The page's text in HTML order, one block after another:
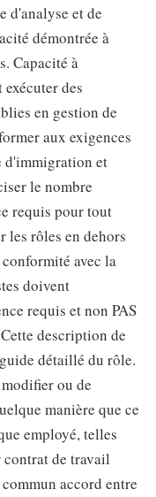
d'analyse et de
démontrée à
Capacité à
des
en gestion de
aux exigences
d'immigration et
le nombre
requis pour tout
les rôles en dehors
avec la
doivent
requis et non PAS
description de
détaillé du rôle.
ou de
manière que ce
employé, telles
de travail
accord entre